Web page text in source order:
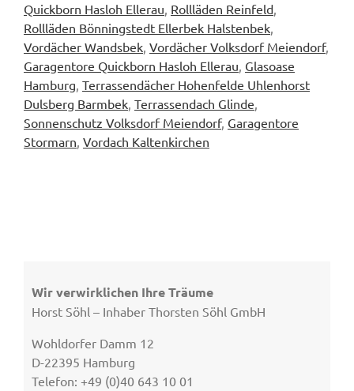
Quickborn Hasloh Ellerau, Rollläden Reinfeld,
Rollläden Bönningstedt Ellerbek Halstenbek,
Vordächer Wandsbek, Vordächer Volksdorf Meiendorf,
Garagentore Quickborn Hasloh Ellerau, Glasoase
Hamburg, Terrassendächer Hohenfelde Uhlenhorst
Dulsberg Barmbek, Terrassendach Glinde,
Sonnenschutz Volksdorf Meiendorf, Garagentore
Stormarn, Vordach Kaltenkirchen
Wir verwirklichen Ihre Träume
Horst Söhl – Inhaber Thorsten Söhl GmbH
Wohldorfer Damm 12
D-22395 Hamburg
Telefon: +49 (0)40 643 10 01